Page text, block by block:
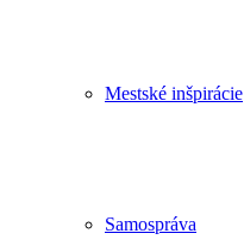
Mestské inšpirácie
Samospráva